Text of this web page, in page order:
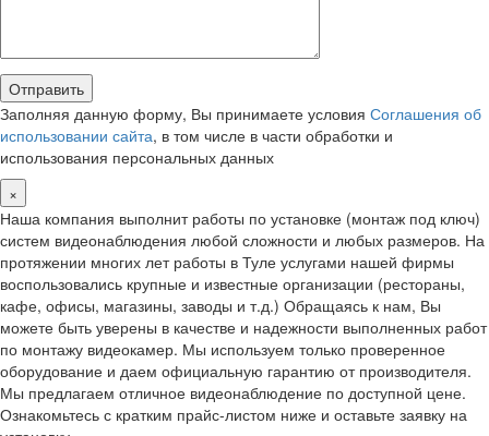
Заполняя данную форму, Вы принимаете условия Соглашения об
использовании сайта, в том числе в части обработки и
использования персональных данных
×
Наша компания выполнит работы по установке (монтаж под ключ)
систем видеонаблюдения любой сложности и любых размеров. На
протяжении многих лет работы в Туле услугами нашей фирмы
воспользовались крупные и известные организации (рестораны,
кафе, офисы, магазины, заводы и т.д.) Обращаясь к нам, Вы
можете быть уверены в качестве и надежности выполненных работ
по монтажу видеокамер. Мы используем только проверенное
оборудование и даем официальную гарантию от производителя.
Мы предлагаем отличное видеонаблюдение по доступной цене.
Ознакомьтесь с кратким прайс-листом ниже и оставьте заявку на